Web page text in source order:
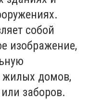
собой
изображение,
жилых домов,
заборов.